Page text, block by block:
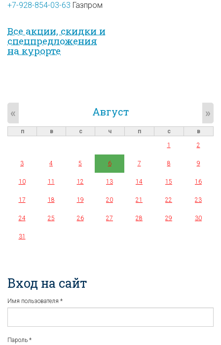
+7-928-854-03-63 Газпром
Все акции, скидки и
спец­предложе­ния
на курорте
Август
« »
п в с ч п с
в
1
2
3 4 5 6 7 8 9
10 11 12 13 14 15 16
17 18 19 20 21 22 23
24 25 26 27 28 29 30
31
Вход на сайт
Имя пользователя *
Пароль *